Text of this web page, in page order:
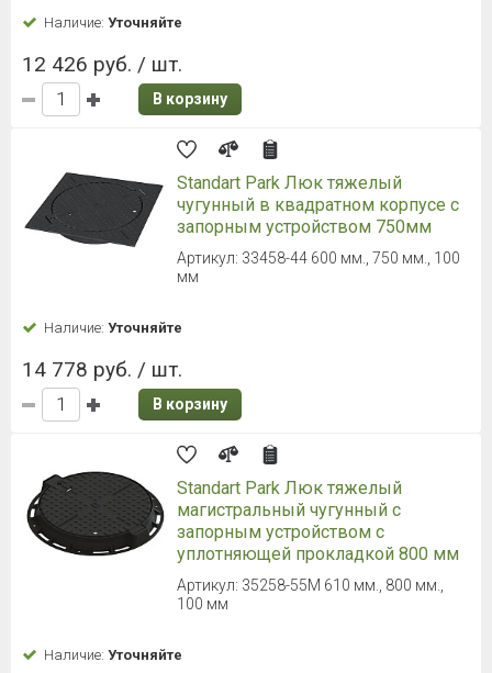
Наличие: Уточняйте
12 426 руб. / шт.
В корзину
Standart Park Люк тяжелый
чугунный в квадратном корпусе с
запорным устройством 750мм
Артикул: 33458-44 600 мм., 750 мм., 100
мм
Наличие: Уточняйте
14 778 руб. / шт.
В корзину
Standart Park Люк тяжелый
магистральный чугунный с
запорным устройством с
уплотняющей прокладкой 800 мм
Артикул: 35258-55M 610 мм., 800 мм.,
100 мм
Наличие: Уточняйте